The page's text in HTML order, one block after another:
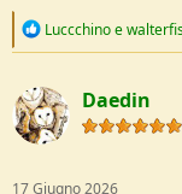
R
c
t
i
o
s
Luccchinoe
Daedin
17 Giugno 2026